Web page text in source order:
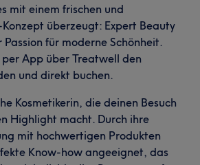
mit einem frischen und
überzeugt: Expert Beauty
für moderne Schönheit.
App über Treatwell den
und direkt buchen.
Kosmetikerin, die deinen Besuch
Highlight macht. Durch ihre
mit hochwertigen Produkten
Know-how angeeignet, das